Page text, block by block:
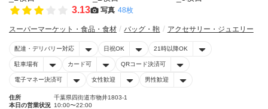
3.13 写真 48枚
スーパーマーケット・食品・食材 バッグ・鞄 アクセサリー・ジュエリー
配達・デリバリー対応 日祝OK 21時以降OK
駐車場有 カード可 QRコード決済可
電子マネー決済可 女性歓迎 男性歓迎
住所
千葉県四街道市物井1803-1
本日の営業状況 10:00〜22:00